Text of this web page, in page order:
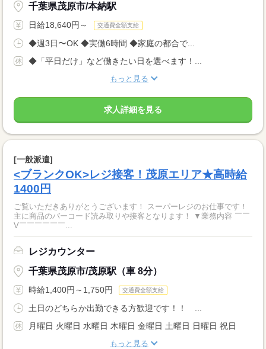
千葉県茂原市/本納駅
日給18,640円～ 交通費全額支給
◆週3日〜OK ◆実働6時間 ◆家庭の都合で...
◆「平日だけ」など働きたい日を選べます！...
もっと見る
求人詳細を見る
[一般派遣]
<ブランクOK>レジ接客！茂原エリア★高時給
1400円
ご覧いただきありがとうございます！ スーパーレジのお仕事です！
主に商品のバーコード読み取りや接客となります！ ▼業務内容 ￣￣
V￣￣￣￣￣￣...
レジカウンター
千葉県茂原市/茂原駅（車 8分）
時給1,400円～1,750円 交通費全額支給
土日のどちらか出勤できる方歓迎です！！ ...
月曜日 火曜日 水曜日 木曜日 金曜日 土曜日 日曜日 祝日
もっと見る